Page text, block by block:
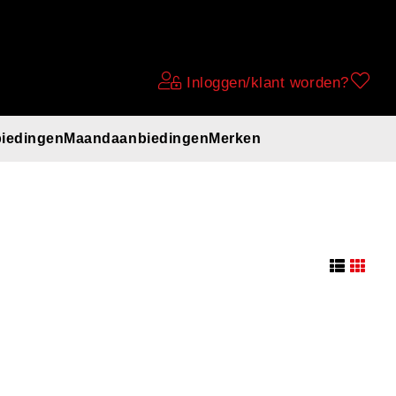
Inloggen/klant worden?
Maandaanbiedingen Merken